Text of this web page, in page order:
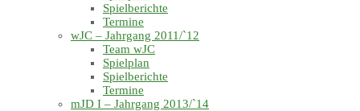
Spielberichte
Termine
wJC – Jahrgang 2011/`12
Team wJC
Spielplan
Spielberichte
Termine
mJD I – Jahrgang 2013/`14